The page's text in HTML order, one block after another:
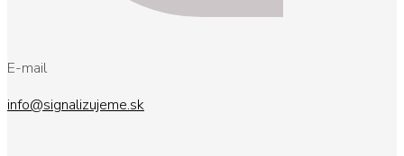
E-mail
info@signalizujeme.sk